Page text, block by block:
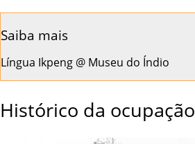
Saiba mais
Língua Ikpeng @ Museu do Índio
Histórico da ocupação